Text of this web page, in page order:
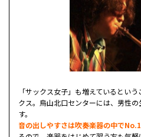
「サックス女子」も増えているとい
クス。烏山北口センターには、男性
す。
音の出しやすさは吹奏楽器の中でNo.1